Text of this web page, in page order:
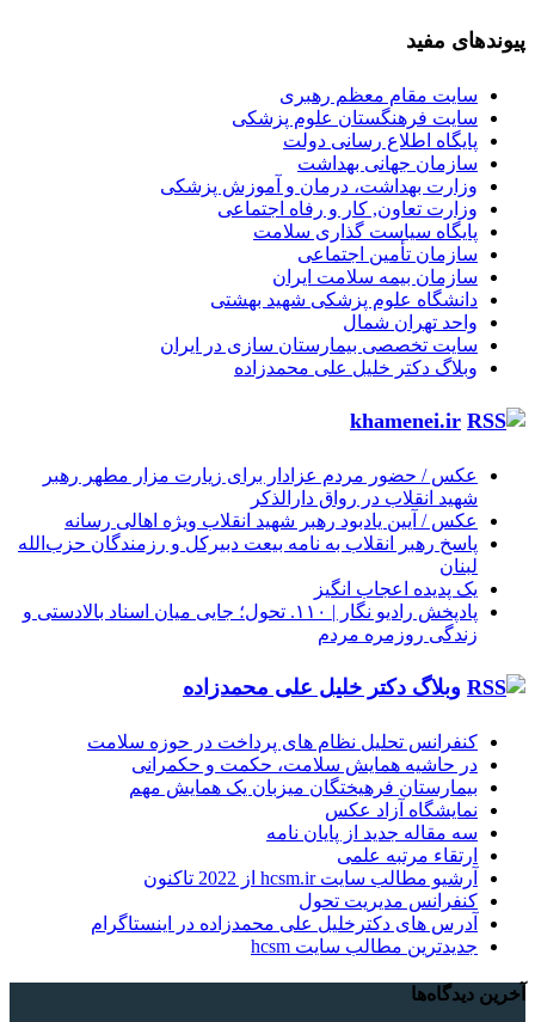
پیوندهای مفید
سایت مقام معظم رهبری
سایت فرهنگستان علوم پزشکی
پایگاه اطلاع رسانی دولت
سازمان جهانی بهداشت
وزارت بهداشت، درمان و آموزش پزشکی
وزارت تعاون, کار و رفاه اجتماعی
پایگاه سیاست گذاری سلامت
سازمان تأمین اجتماعی
سازمان بیمه سلامت ایران
دانشگاه علوم پزشکی شهید بهشتی
واحد تهران شمال
سایت تخصصی بیمارستان سازی در ایران
وبلاگ دکتر خلیل علی محمدزاده
khamenei.ir
عکس / حضور مردم عزادار برای زیارت مزار مطهر رهبر
شهید انقلاب در رواق دارالذکر
عکس / آیین یادبود رهبر شهید انقلاب ویژه اهالی رسانه
پاسخ رهبر انقلاب به نامه بیعت دبیرکل و رزمندگان حزب‌الله
لبنان
یک پدیده اعجاب انگیز
پادپخش رادیو نگار | ۱۱۰. تحول؛ جایی میان اسناد بالادستی و
زندگی روزمره مردم
وبلاگ دکتر خلیل علی محمدزاده
کنفرانس تحلیل نظام های پرداخت در حوزه سلامت
در حاشیه همایش سلامت، حکمت و حکمرانی
بیمارستان فرهیختگان میزبان یک همایش مهم
نمایشگاه آزاد عکس
سه مقاله جدید از پایان نامه
ارتقاء مرتبه علمی
آرشیو مطالب سایت hcsm.ir از 2022 تاکنون
کنفرانس مدیریت تحول
آدرس های دکترخلیل علی محمدزاده در اینستاگرام
جدیدترین مطالب سایت hcsm
آخرین دیدگاه‌ها